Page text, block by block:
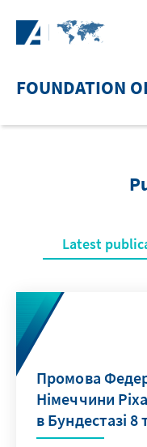
FOUNDATION
Latest
Промова
Німеччини
в Бундестазі